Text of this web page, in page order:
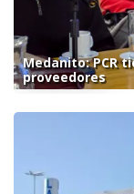
Medanito: PCR
proveedores